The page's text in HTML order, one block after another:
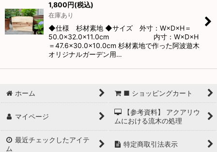
1,800円(税込)
在庫あり
◆仕様 杉材素地 ◆サイズ 外寸：W×D×H＝
50.0×32.0×11.0cm 内寸：W×D×H
＝47.6×30.0×10.0cm 杉材素地で作った阿波遊木
オリジナルガーデン用…
ホーム ■ ショッピングカート
マイページ
【参考資料】 アクアリウ
ムにおける流木の処理
最近チェックしたアイテ
ム
特定商取引法表示